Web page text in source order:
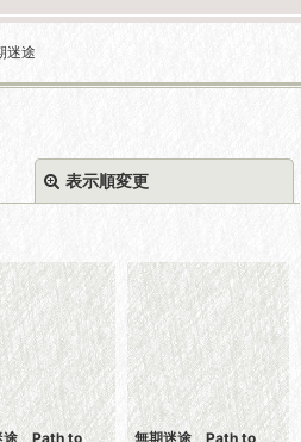
迷途
表示順変更
絞り込む
途 Path to
無期迷途 Path to